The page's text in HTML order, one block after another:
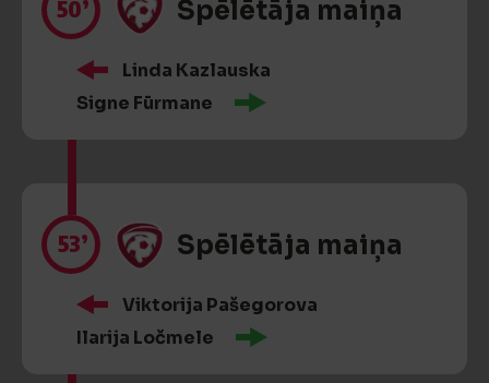
50’ Spēlētāja maiņa
Linda Kazlauska
Signe Fūrmane
53’ Spēlētāja maiņa
Viktorija Pašegorova
Ilarija Ločmele